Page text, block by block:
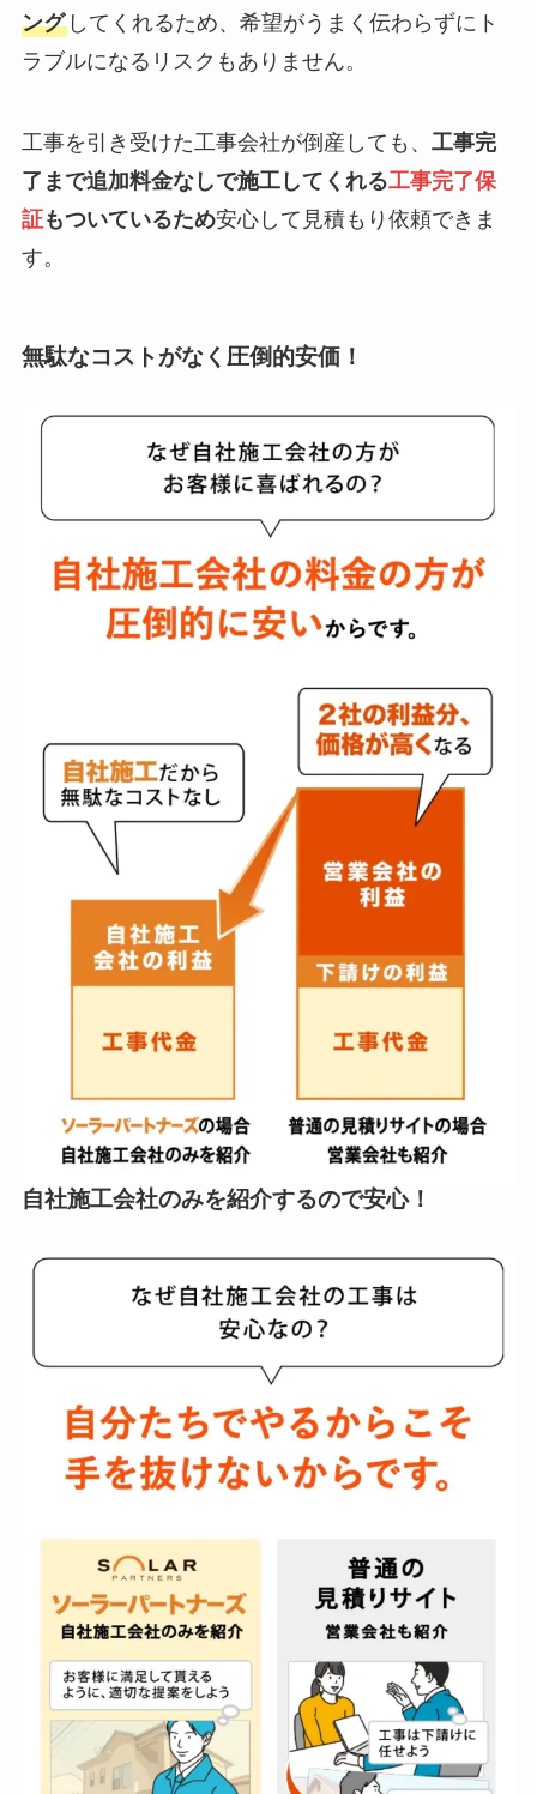
ングしてくれるため、希望がうまく伝わらずにト
ラブルになるリスクもありません。
工事を引き受けた工事会社が倒産しても、 工事完
了まで追加料金なしで施工してくれる工事完了保
証もついているため安心して見積もり依頼できま
す。
無駄なコストがなく圧倒的安価！
自社施工会社のみを紹介するので安心！